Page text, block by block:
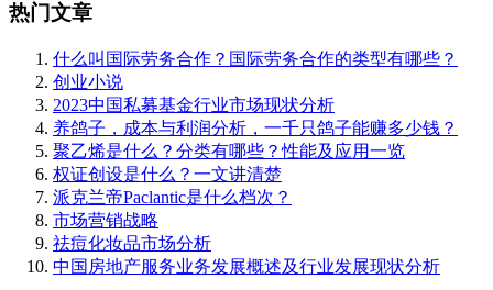
热门文章
什么叫国际劳务合作？国际劳务合作的类型有哪些？
创业小说
2023中国私募基金行业市场现状分析
养鸽子，成本与利润分析，一千只鸽子能赚多少钱？
聚乙烯是什么？分类有哪些？性能及应用一览
权证创设是什么？一文讲清楚
派克兰帝Paclantic是什么档次？
市场营销战略
祛痘化妆品市场分析
中国房地产服务业务发展概述及行业发展现状分析